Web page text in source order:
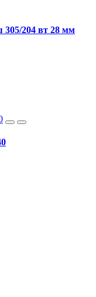
305/204 вт 28 мм